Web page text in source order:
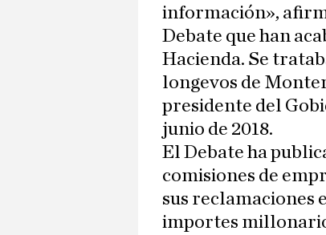
información»,
Debate que han
Hacienda. Se
longevos de
presidente del
junio de 2018.
El Debate ha
comisiones de
sus reclamaciones
importes